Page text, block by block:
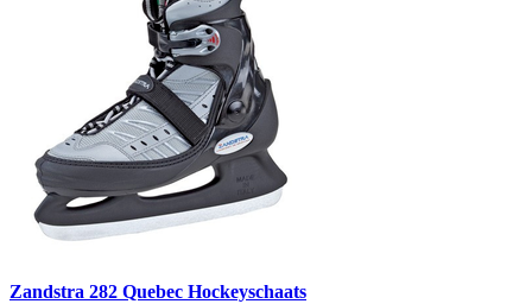
Zandstra 282 Quebec Hockeyschaats